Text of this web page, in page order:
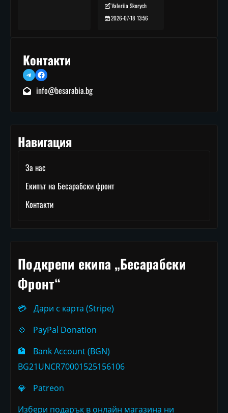
Valeriia Skorych
2026-07-18 13:56
Контакти
TelegramFacebook
info@besarabia.bg
Навигация
За нас
Екипът на Бесарабски фронт
Контакти
Подкрепи екипа „Бесарабски
Фронт“
💳
Дари с карта (Stripe)
💠
PayPal Donation
🏦
Bank Account (BGN)
BG21UNCR70001525156106
💎
Patreon
Избери подарък в онлайн магазина ни